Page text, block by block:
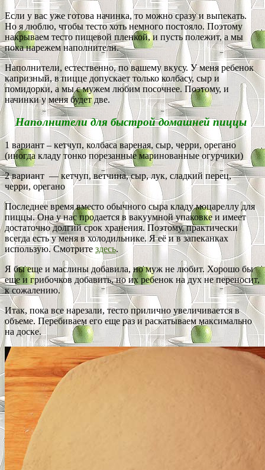
Если у вас уже готова начинка, то можно сразу и выпекать.
Но я люблю, чтобы тесто хоть немного постояло. Поэтому
накрываем тесто пищевой пленкой, и пусть полежит, а мы
пока нарежем наполнители.
Наполнители, естественно, по вашему вкусу. У меня ребенок
капризный, в пицце допускает только колбасу, сыр и
помидорки, а мы с мужем любим посочнее. Поэтому, и
начинки у меня будет две.
Наполнители для быстрой домашней пиццы
1 вариант – кетчуп, колбаса вареная, сыр, черри, орегано
(иногда кладу тонко порезанные маринованные огурчики)
2 вариант — кетчуп, ветчина, сыр, лук, сладкий перец,
черри, орегано
Последнее время вместо обычного сыра кладу моцареллу для
пиццы. Она у нас продается в вакуумной упаковке и имеет
достаточно долгий срок хранения. Поэтому, практически
всегда есть у меня в холодильнике. Я её и в запеканках
использую. Смотрите здесь.
Я бы еще и маслины добавила, но муж не любит. Хорошо бы
еще и грибочков добавить, но их ребенок на дух не переносит,
к сожалению.
Итак, пока все нарезали, тесто прилично увеличивается в
объеме. Перебиваем его еще раз и раскатываем максимально
на доске.